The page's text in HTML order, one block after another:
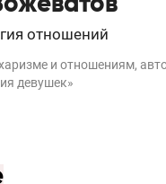
отношений
и отношениям,
девушек»